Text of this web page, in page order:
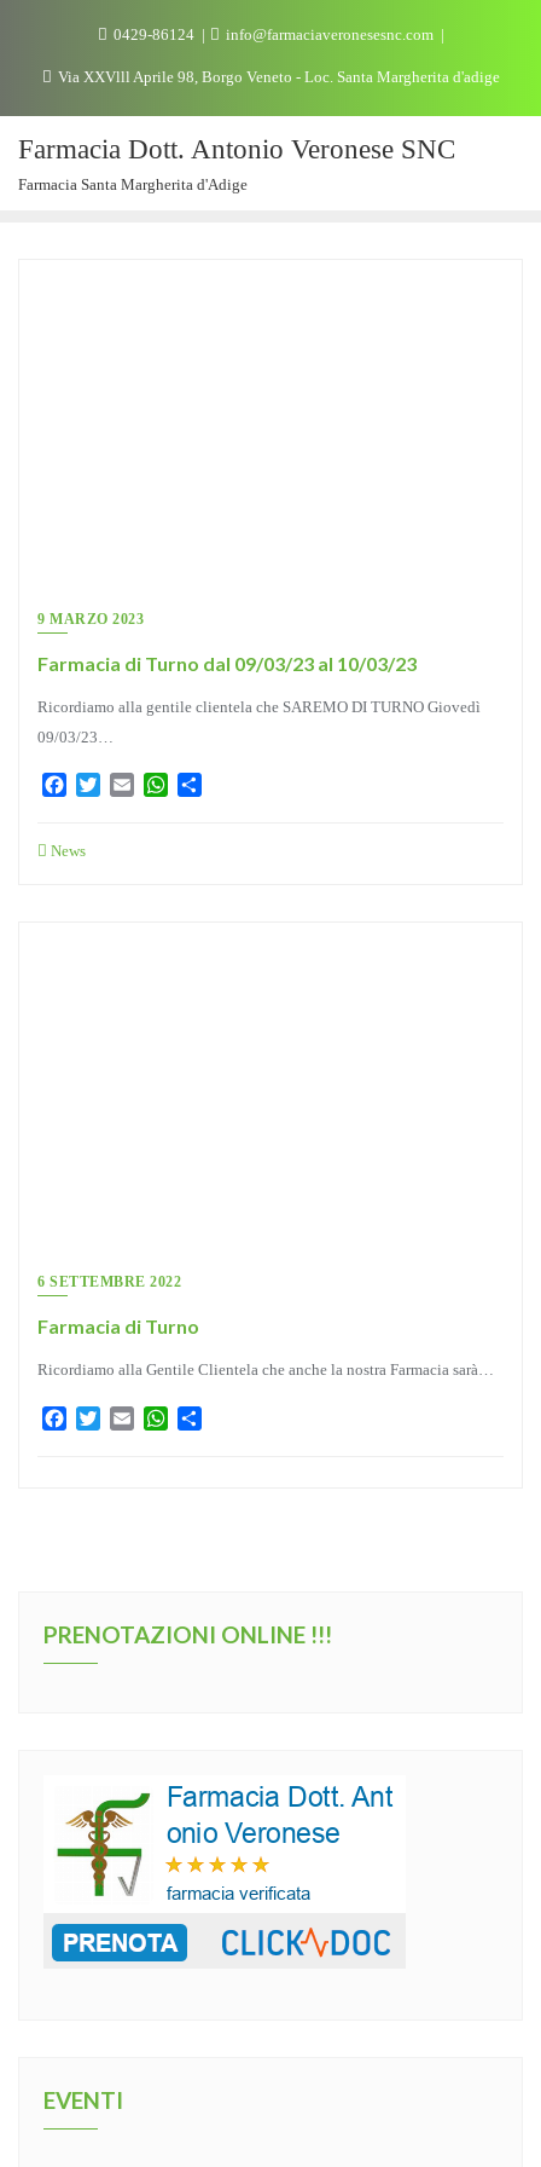
0429-86124 info@farmaciaveronesesnc.com
Via XXVlll Aprile 98, Borgo Veneto - Loc. Santa Margherita d'adige
Farmacia Dott. Antonio Veronese SNC
Farmacia Santa Margherita d'Adige
9 MARZO 2023
Farmacia di Turno dal 09/03/23 al 10/03/23
Ricordiamo alla gentile clientela che SAREMO DI TURNO Giovedì
09/03/23…
FacebookTwitterEmail WhatsApp
News
6 SETTEMBRE 2022
Farmacia di Turno
Ricordiamo alla Gentile Clientela che anche la nostra Farmacia sarà…
FacebookTwitterEmail WhatsApp
PRENOTAZIONI ONLINE !!!
EVENTI